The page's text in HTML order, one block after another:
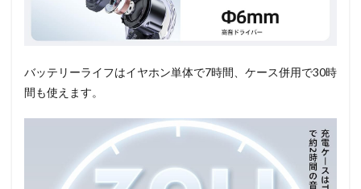
バッテリーライフはイヤホン単体で7時間、ケース併用で30時
間も使えます。